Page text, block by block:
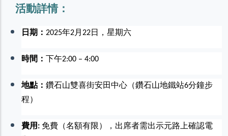
活動詳情：
日期： 2025年2月22日，星期六
時間： 下午2:00 – 4:00
地點： 鑽石山雙喜街安田中心（鑽石山地鐵站6分鐘步
程）
費用: 免費（名額有限），出席者需出示元路上確認電